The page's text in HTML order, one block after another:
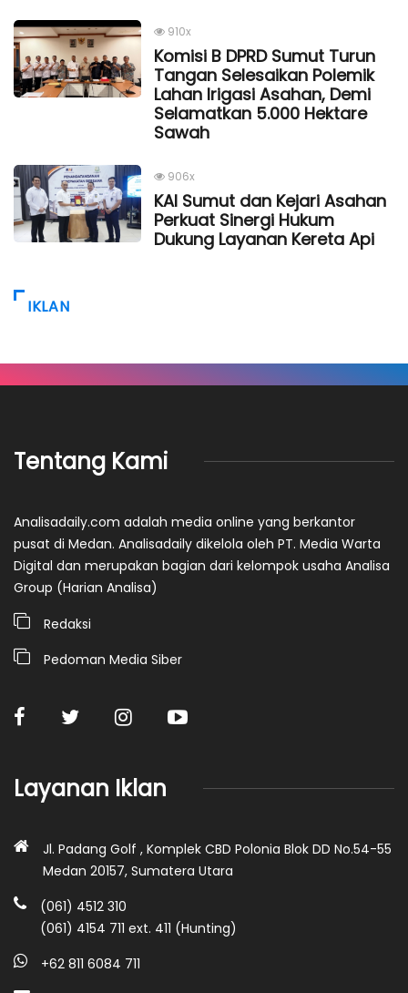
910x
Komisi B DPRD Sumut Turun
Tangan Selesaikan Polemik
Lahan Irigasi Asahan, Demi
Selamatkan 5.000 Hektare
Sawah
906x
KAI Sumut dan Kejari Asahan
Perkuat Sinergi Hukum
Dukung Layanan Kereta Api
IKLAN
Tentang Kami
Analisadaily.com adalah media online yang berkantor
pusat di Medan. Analisadaily dikelola oleh PT. Media Warta
Digital dan merupakan bagian dari kelompok usaha Analisa
Group (Harian Analisa)
Redaksi
Pedoman Media Siber
Layanan Iklan
Jl. Padang Golf , Komplek CBD Polonia Blok DD No.54-55
Medan 20157, Sumatera Utara
(061) 4512 310
(061) 4154 711 ext. 411 (Hunting)
+62 811 6084 711